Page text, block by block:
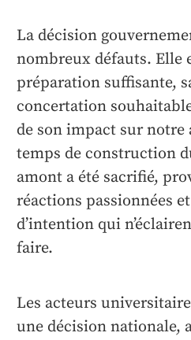
La décision
nombreux défauts. Elle
préparation suffisante,
concertation
de son impact sur
temps de construction
amont a été sacrifié,
réactions passionnées
d’intention qui
faire.
Les acteurs
une décision nationale,